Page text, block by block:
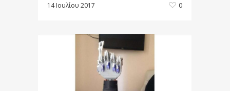
14 Ιουλίου 2017 0